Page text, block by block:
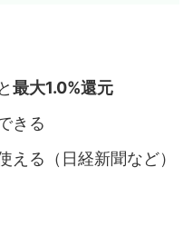
最大1.0%還元
きる
える（日経新聞など）